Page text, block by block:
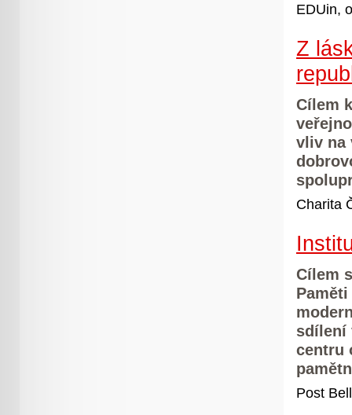
EDUin,
Z
Cílem
vliv na
Charita
Cílem
sdílení
centru
Post